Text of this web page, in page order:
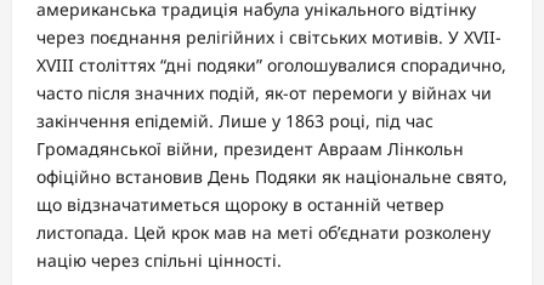
американська традиція набула унікального відтінку
через поєднання релігійних і світських мотивів. У XVII-
XVIII століттях “дні подяки” оголошувалися спорадично,
часто після значних подій, як-от перемоги у війнах чи
закінчення епідемій. Лише у 1863 році, під час
Громадянської війни, президент Авраам Лінкольн
офіційно встановив День Подяки як національне свято,
що відзначатиметься щороку в останній четвер
листопада. Цей крок мав на меті об’єднати розколену
націю через спільні цінності.